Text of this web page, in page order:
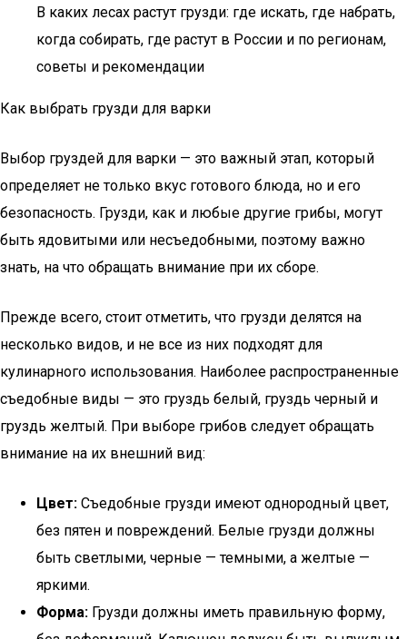
В каких лесах растут грузди: где искать, где набрать,
когда собирать, где растут в России и по регионам,
советы и рекомендации
Как выбрать грузди для варки
Выбор груздей для варки — это важный этап, который
определяет не только вкус готового блюда, но и его
безопасность. Грузди, как и любые другие грибы, могут
быть ядовитыми или несъедобными, поэтому важно
знать, на что обращать внимание при их сборе.
Прежде всего, стоит отметить, что грузди делятся на
несколько видов, и не все из них подходят для
кулинарного использования. Наиболее распространенные
съедобные виды — это груздь белый, груздь черный и
груздь желтый. При выборе грибов следует обращать
внимание на их внешний вид:
Цвет: Съедобные грузди имеют однородный цвет,
без пятен и повреждений. Белые грузди должны
быть светлыми, черные — темными, а желтые —
яркими.
Форма: Грузди должны иметь правильную форму,